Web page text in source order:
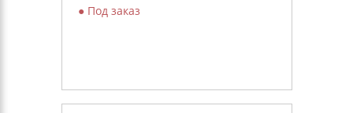
● Под заказ